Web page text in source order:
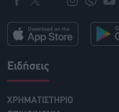
Ειδήσεις
ΧΡΗΜΑΤΙΣΤΗΡΙΟ